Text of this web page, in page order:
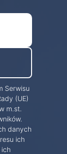
Serwisu
(UE)
m.st.
danych
ich